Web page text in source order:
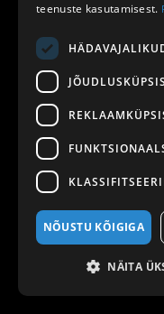
SEBA rulluisud
on
pidevalt testitud
rulluisutajate poolt.
sammult, testides
eeldused
FR Skates
maailmameister ja
slaalomisõitja
© 2008 - 2026 Seba
|
teenuste kasutamisest.
NÕUSTU KÕIGIGA
NÄITA